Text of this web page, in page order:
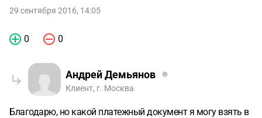
29 сентября 2016, 14:05
0 0
Андрей Демьянов
Клиент, г. Москва
Благодарю, но какой платежный документ я могу взять в